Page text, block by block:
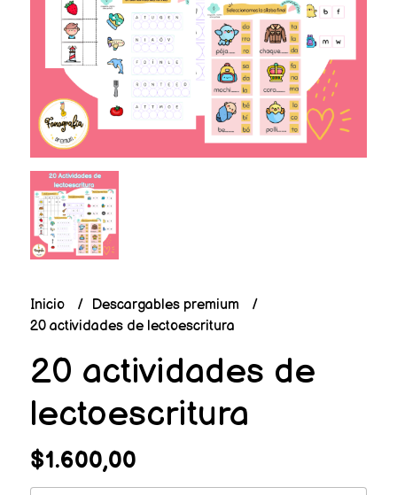
Inicio
Descargables premium
20 actividades de lectoescritura
20 actividades de
lectoescritura
$1.600,00